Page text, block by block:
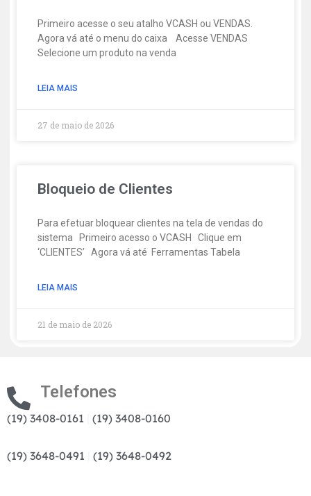
Primeiro acesse o seu atalho VCASH ou VENDAS.
Agora vá até o menu do caixa Acesse VENDAS
Selecione um produto na venda
LEIA MAIS
27 de maio de 2026
Bloqueio de Clientes
Para efetuar bloquear clientes na tela de vendas do
sistema Primeiro acesso o VCASH Clique em
‘CLIENTES’ Agora vá até Ferramentas Tabela
LEIA MAIS
21 de maio de 2026
Telefones
(19) 3408-0161 (19) 3408-0160
(19) 3648-0491 (19) 3648-0492